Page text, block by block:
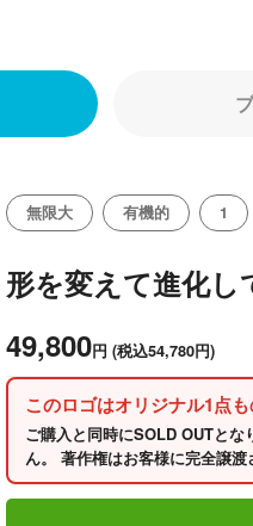
無限大 有機的 1
形を変えて進化
49,800円 (税込54,780円)
このロゴはオリジナル1点
ご購入と同時にSOLD OUTと
ん。 著作権はお客様に完全譲渡